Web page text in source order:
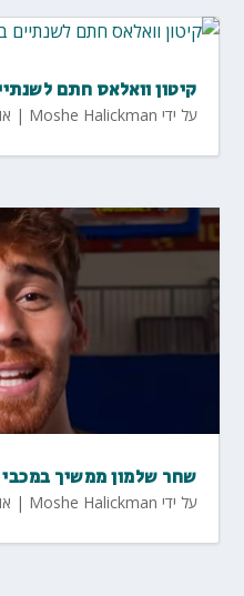
קיטון וואלאס חתם
על ידי Moshe Halickman
| אוג
שחר שלמון ממשיך
על ידי Moshe Halickman
| אוג